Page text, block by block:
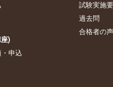
)
申込
試験実施
過去問
合格者の声